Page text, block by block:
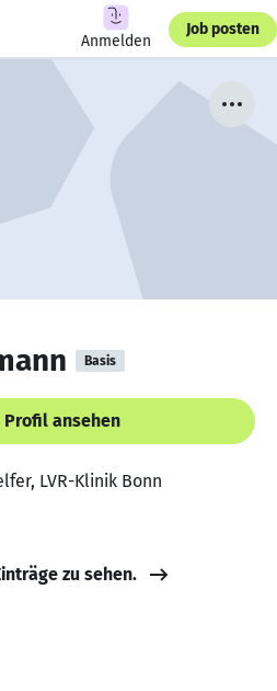
Anmelden
Job posten
Basis
Profil ansehen
LVR-Klinik Bonn
zu sehen.